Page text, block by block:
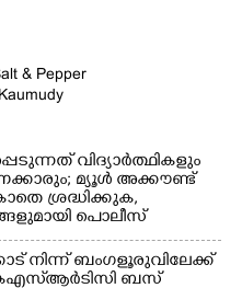
വിദ്യാർത്ഥികളും
മ്യൂൾ അക്കൗണ്ട്
ശ്രദ്ധിക്കുക,
പൊലീസ്
നിന്ന് ബംഗളൂരുവിലേക്ക്
ബസ്